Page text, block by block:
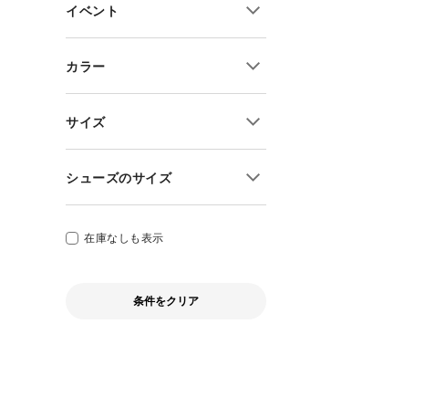
全セール商品
ポイント6倍
ポイント10倍
ポイント15倍
ポイント20倍
ハイキング
ピクニック
トレッキング・クライミング
バックカントリー・ウィンター
フィッシング
SUP・マリン
サウナ
トラベル
その他
イベント
交換送料片道無料
予約商品
当店限定アイテム
購入特典あり
カラー
サイズ
S
M
L
XL
シューズのサイズ
22cm
22.5cm
在庫なしも表示
条件をクリア